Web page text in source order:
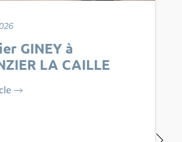
GINEY à
LA CAILLE